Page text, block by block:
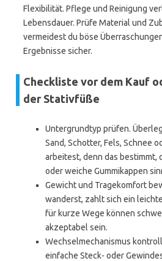
Flexibilität. Pflege und Reinigung
Lebensdauer. Prüfe Material und
vermeidest du böse
Ergebnisse sicher.
Checkliste vor dem Kauf
der Stativfüße
Untergrundtyp prüfen.
Sand, Schotter, Fels, Schnee
arbeitest, denn das bestimmt,
oder weiche Gummikappen
Gewicht und Tragekomfort
wanderst, zahlt sich ein
für kurze Wege können
akzeptabel sein.
Wechselmechanismus
einfache Steck- oder